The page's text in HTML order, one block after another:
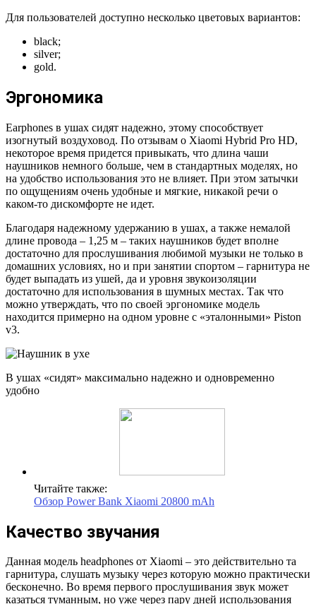
Для пользователей доступно несколько цветовых вариантов:
black;
silver;
gold.
Эргономика
Earphones в ушах сидят надежно, этому способствует
изогнутый воздуховод. По отзывам о Xiaomi Hybrid Pro HD,
некоторое время придется привыкать, что длина чаши
наушников немного больше, чем в стандартных моделях, но
на удобство использования это не влияет. При этом затычки
по ощущениям очень удобные и мягкие, никакой речи о
каком-то дискомфорте не идет.
Благодаря надежному удержанию в ушах, а также немалой
длине провода – 1,25 м – таких наушников будет вполне
достаточно для прослушивания любимой музыки не только в
домашних условиях, но и при занятии спортом – гарнитура не
будет выпадать из ушей, да и уровня звукоизоляции
достаточно для использования в шумных местах. Так что
можно утверждать, что по своей эргономике модель
находится примерно на одном уровне с «эталонными» Piston
v3.
В ушах «сидят» максимально надежно и одновременно
удобно
Читайте также:
Обзор Power Bank Xiaomi 20800 mAh
Качество звучания
Данная модель headphones от Xiaomi – это действительно та
гарнитура, слушать музыку через которую можно практически
бесконечно. Во время первого прослушивания звук может
казаться туманным, но уже через пару дней использования